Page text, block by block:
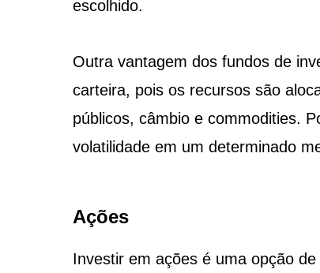
escolhido.
Outra vantagem dos fundos de
carteira, pois os recursos são
públicos, câmbio e commodities.
volatilidade em um determinado
Ações
Investir em ações é uma opção